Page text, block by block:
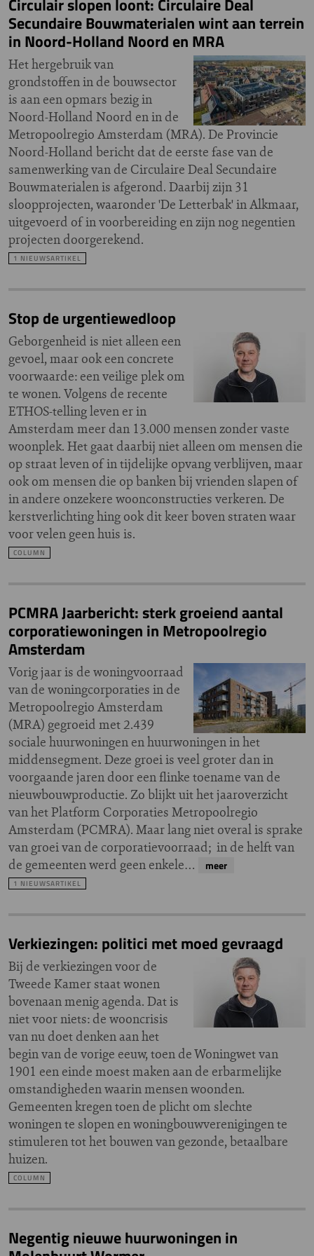
Circulair slopen loont: Circulaire Deal
Secundaire Bouwmaterialen wint aan terrein
in Noord-Holland Noord en MRA
Het hergebruik van
grondstoffen in de bouwsector
is aan een opmars bezig in
Noord-Holland Noord en in de
Metropoolregio Amsterdam (MRA). De Provincie
Noord-Holland bericht dat de eerste fase van de
samenwerking van de Circulaire Deal Secundaire
Bouwmaterialen is afgerond. Daarbij zijn 31
sloopprojecten, waaronder 'De Letterbak' in Alkmaar,
uitgevoerd of in voorbereiding en zijn nog negentien
projecten doorgerekend.
1 NIEUWSARTIKEL
Stop de urgentiewedloop
Geborgenheid is niet alleen een
gevoel, maar ook een concrete
voorwaarde: een veilige plek om
te wonen. Volgens de recente
ETHOS-telling leven er in
Amsterdam meer dan 13.000 mensen zonder vaste
woonplek. Het gaat daarbij niet alleen om mensen die
op straat leven of in tijdelijke opvang verblijven, maar
ook om mensen die op banken bij vrienden slapen of
in andere onzekere woonconstructies verkeren. De
kerstverlichting hing ook dit keer boven straten waar
voor velen geen huis is.
COLUMN
PCMRA Jaarbericht: sterk groeiend aantal
corporatiewoningen in Metropoolregio
Amsterdam
Vorig jaar is de woningvoorraad
van de woningcorporaties in de
Metropoolregio Amsterdam
(MRA) gegroeid met 2.439
sociale huurwoningen en huurwoningen in het
middensegment. Deze groei is veel groter dan in
voorgaande jaren door een flinke toename van de
nieuwbouwproductie. Zo blijkt uit het jaaroverzicht
van het Platform Corporaties Metropoolregio
Amsterdam (PCMRA). Maar lang niet overal is sprake
van groei van de corporatievoorraad; in de helft van
de gemeenten werd geen enkele…
meer
1 NIEUWSARTIKEL
Verkiezingen: politici met moed gevraagd
Bij de verkiezingen voor de
Tweede Kamer staat wonen
bovenaan menig agenda. Dat is
niet voor niets: de wooncrisis
van nu doet denken aan het
begin van de vorige eeuw, toen de Woningwet van
1901 een einde moest maken aan de erbarmelijke
omstandigheden waarin mensen woonden.
Gemeenten kregen toen de plicht om slechte
woningen te slopen en woningbouwverenigingen te
stimuleren tot het bouwen van gezonde, betaalbare
huizen.
COLUMN
Negentig nieuwe huurwoningen in